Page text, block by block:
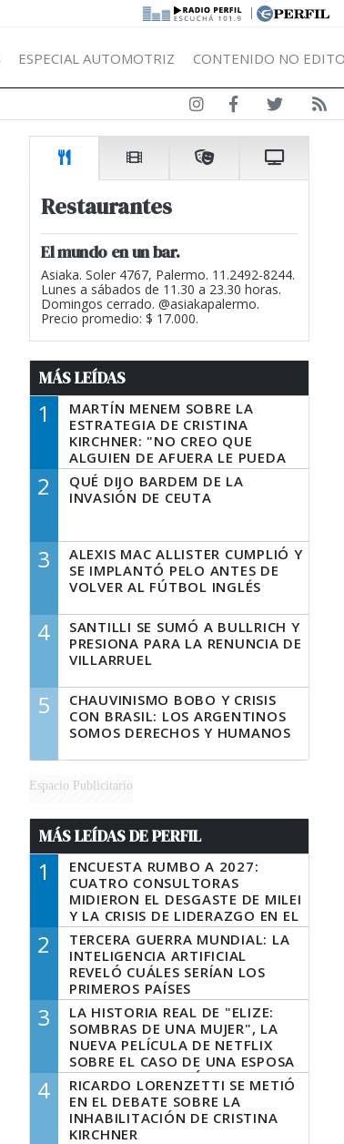
|
ESPECIAL AUTOMOTRIZ CONTENIDO NO
Restaurantes
El mundo en un bar.
Asiaka. Soler 4767, Palermo. 11.2492-8244.
Lunes a sábados de 11.30 a 23.30 horas.
Domingos cerrado. @asiakapalermo.
Precio promedio: $ 17.000.
MÁS LEÍDAS
1
MARTÍN MENEM SOBRE LA
ESTRATEGIA DE CRISTINA
KIRCHNER: "NO CREO QUE
ALGUIEN DE AFUERA LE PUEDA
DECIR A LA JUSTICIA LO QUE
TIENE QUE HACER"
2
QUÉ DIJO BARDEM DE LA
INVASIÓN DE CEUTA
3
ALEXIS MAC ALLISTER CUMPLIÓ Y
SE IMPLANTÓ PELO ANTES DE
VOLVER AL FÚTBOL INGLÉS
4
SANTILLI SE SUMÓ A BULLRICH Y
PRESIONA PARA LA RENUNCIA DE
VILLARRUEL
5
CHAUVINISMO BOBO Y CRISIS
CON BRASIL: LOS ARGENTINOS
SOMOS DERECHOS Y HUMANOS
Espacio Publicitario
MÁS LEÍDAS DE PERFIL
1
ENCUESTA RUMBO A 2027:
CUATRO CONSULTORAS
MIDIERON EL DESGASTE DE MILEI
Y LA CRISIS DE LIDERAZGO EN EL
PERONISMO
2
TERCERA GUERRA MUNDIAL: LA
INTELIGENCIA ARTIFICIAL
REVELÓ CUÁLES SERÍAN LOS
PRIMEROS PAÍSES
LATINOAMERICANOS EN SER
DERROTADOS
3
LA HISTORIA REAL DE "ELIZE:
SOMBRAS DE UNA MUJER", LA
NUEVA PELÍCULA DE NETFLIX
SOBRE EL CASO DE UNA ESPOSA
QUE DESCUARTIZÓ A SU
MARIDO
4
RICARDO LORENZETTI SE METIÓ
EN EL DEBATE SOBRE LA
INHABILITACIÓN DE CRISTINA
KIRCHNER